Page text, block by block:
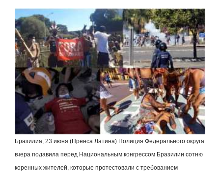
Бразилиа, 23 июня (Пренса Латина) Полиция Федерального округа
вчера подавила перед Национальным конгрессом Бразилии сотню
коренных жителей, которые протестовали с требованием